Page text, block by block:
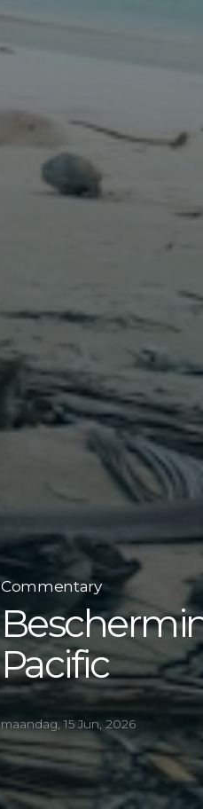
Commentary
Pacific
maandag, 15 Jun, 2026